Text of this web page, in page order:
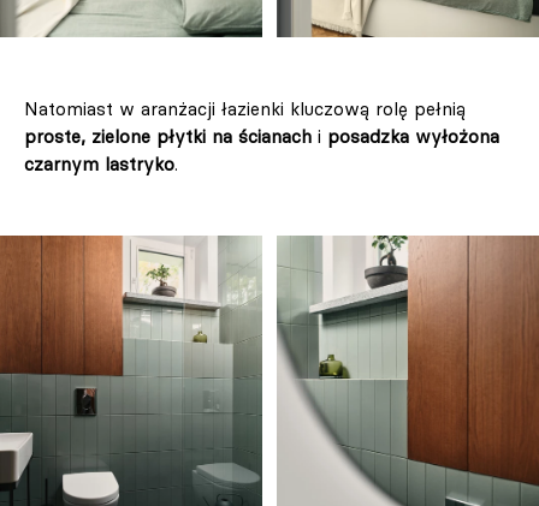
Natomiast w aranżacji łazienki kluczową rolę pełnią
proste, zielone płytki na ścianach i posadzka wyłożona
czarnym lastryko.